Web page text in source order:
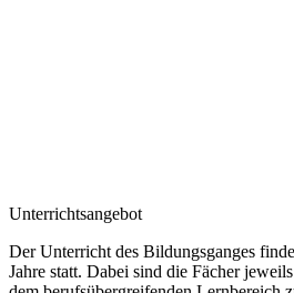
Unterrichtsangebot
Der Unterricht des Bildungsganges
Jahre statt. Dabei sind die Fächer